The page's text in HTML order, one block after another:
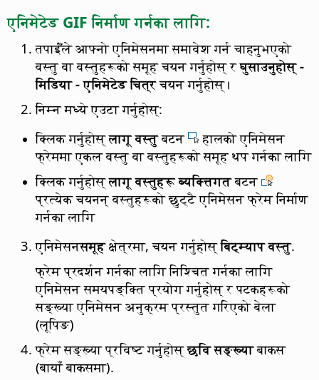
एनिमेटेड GIF निर्माण गर्नका लागि:
तपाईँले आफ्नो एनिमेसनमा समावेश गर्न चाहनुभएको
वस्तु वा वस्तुहरूको समूह चयन गर्नुहोस् रघुसाउनुहोस् -
मिडिया - एनिमेटेड चित्रचयन गर्नुहोस्।
निम्न मध्ये एउटा गर्नुहोस्:
क्लिक गर्नुहोस्लागू वस्तुबटन
हालको एनिमेसन
फ्रेममा एकल वस्तु वा वस्तुहरूको समूह थप गर्नका लागि
क्लिक गर्नुहोस्लागू वस्तुहरू ब्यक्त्तिगतबटन
प्रत्येक चयनन् वस्तुहरूको छुट्टै एनिमेसन फ्रेम निर्माण
गर्नका लागि
एनिमेसनसमूहक्षेत्रमा, चयन गर्नुहोस्बिट्म्याप वस्तु.
फ्रेम प्रदर्शन गर्नका लागि निश्चित गर्नका लागि
एनिमेसन समयपङ्क्ति प्रयोग गर्नुहोस् र पटकहरूको
सङ्ख्या एनिमेसन अनुक्रम प्रस्तुत गरिएको बेला
(लूपिङ)
फ्रेम सङ्ख्या प्रविष्ट गर्नुहोस्छवि सङ्ख्याबाकस
(बायाँ बाकसमा).